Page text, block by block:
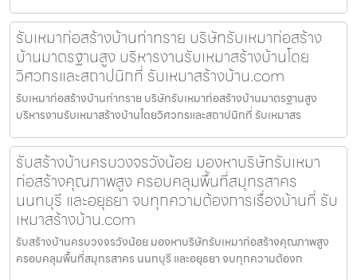
รับเหมาก่อสร้างบ้านท่าทราย บริษัทรับเหมาก่อสร้าง
บ้านมาตรฐานสูง บริหารงานรับเหมาสร้างบ้านโดย
วิศวกรและสถาปนิกที่ รับเหมาสร้างบ้าน.com
รับเหมาก่อสร้างบ้านท่าทราย บริษัทรับเหมาก่อสร้างบ้านมาตรฐานสูง
บริหารงานรับเหมาสร้างบ้านโดยวิศวกรและสถาปนิกที่ รับเหมาสร
รับสร้างบ้านครบวงจรวังน้อย มองหาบริษัทรับเหมา
ก่อสร้างคุณภาพสูง ครอบคลุมพื้นที่สมุทรสาคร
นนทบุรี และอยุธยา จบทุกความต้องการเรื่องบ้านที่ รับ
เหมาสร้างบ้าน.com
รับสร้างบ้านครบวงจรวังน้อย มองหาบริษัทรับเหมาก่อสร้างคุณภาพสูง
ครอบคลุมพื้นที่สมุทรสาคร นนทบุรี และอยุธยา จบทุกความต้องก